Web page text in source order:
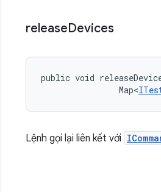
releaseDevices
public void
                Map<
Lệnh gọi lại liên kết với